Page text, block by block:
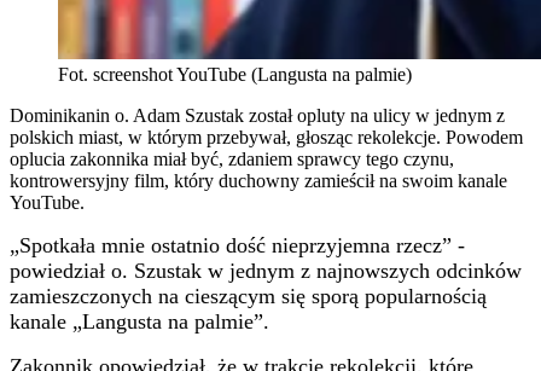
Fot. screenshot YouTube (Langusta na palmie)
Dominikanin o. Adam Szustak został opluty na ulicy w jednym z
polskich miast, w którym przebywał, głosząc rekolekcje. Powodem
oplucia zakonnika miał być, zdaniem sprawcy tego czynu,
kontrowersyjny film, który duchowny zamieścił na swoim kanale
YouTube.
„Spotkała mnie ostatnio dość nieprzyjemna rzecz” -
powiedział o. Szustak w jednym z najnowszych odcinków
zamieszczonych na cieszącym się sporą popularnością
kanale „Langusta na palmie”.